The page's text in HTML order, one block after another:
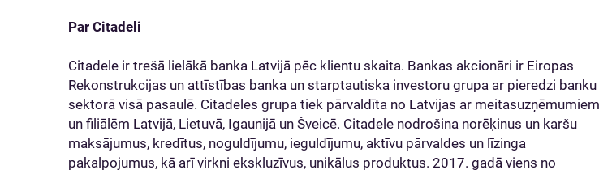
Par Citadeli
Citadele ir trešā lielākā banka Latvijā pēc klientu skaita. Bankas akcionāri ir Eiropas
Rekonstrukcijas un attīstības banka un starptautiska investoru grupa ar pieredzi banku
sektorā visā pasaulē. Citadeles grupa tiek pārvaldīta no Latvijas ar meitasuzņēmumiem
un filiālēm Latvijā, Lietuvā, Igaunijā un Šveicē. Citadele nodrošina norēķinus un karšu
maksājumus, kredītus, noguldījumu, ieguldījumu, aktīvu pārvaldes un līzinga
pakalpojumus, kā arī virkni ekskluzīvus, unikālus produktus. 2017. gadā viens no